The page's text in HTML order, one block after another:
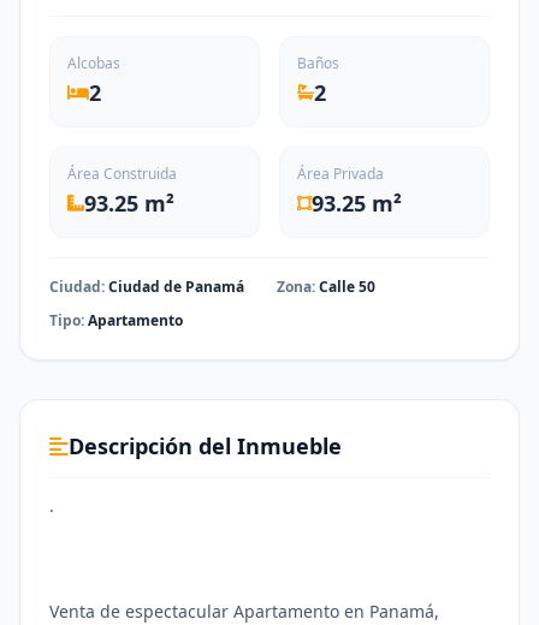
Alcobas
2
Baños
2
Área Construida
93.25 m²
Área Privada
93.25 m²
Ciudad:Ciudad de Panamá Zona:Calle 50
Tipo:Apartamento
Descripción del Inmueble
.
Venta de espectacular Apartamento en Panamá,